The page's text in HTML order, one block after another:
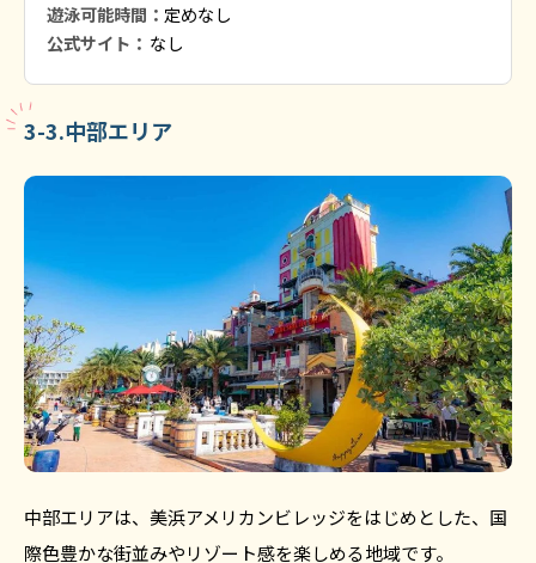
遊泳可能時間： 定めなし
公式サイト： なし
3-3.中部エリア
中部エリアは、美浜アメリカンビレッジをはじめとした、国
際色豊かな街並みやリゾート感を楽しめる地域です。